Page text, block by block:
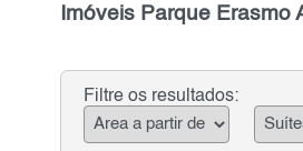
Imóveis Parque Erasmo
Filtre os resultados: